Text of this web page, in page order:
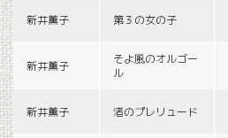
新井薫子 第３の女の子
新井薫子
そよ風のオルゴー
ル
新井薫子 渚のプレリュード